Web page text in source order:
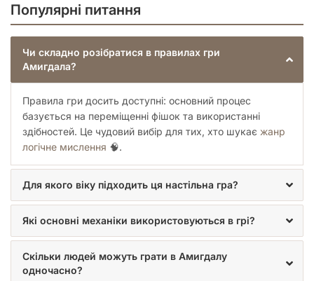
Популярні питання
Чи складно розібратися в правилах гри
Амигдала?
Правила гри досить доступні: основний процес
базується на переміщенні фішок та використанні
здібностей. Це чудовий вибір для тих, хто шукає жанр
логічне мислення 🧠.
Для якого віку підходить ця настільна гра?
Які основні механіки використовуються в грі?
Скільки людей можуть грати в Амигдалу
одночасно?